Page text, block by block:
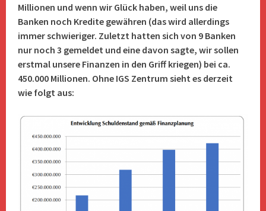
Millionen und wenn wir Glück haben, weil uns die
Banken noch Kredite gewähren (das wird allerdings
immer schwieriger. Zuletzt hatten sich von 9 Banken
nur noch 3 gemeldet und eine davon sagte, wir sollen
erstmal unsere Finanzen in den Griff kriegen) bei ca.
450.000 Millionen. Ohne IGS Zentrum sieht es derzeit
wie folgt aus: